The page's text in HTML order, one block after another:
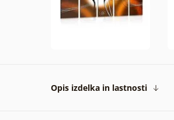
Opis izdelka in lastnosti